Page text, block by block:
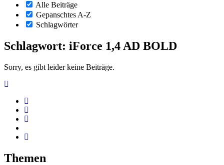
Alle Beiträge
Gepanschtes A-Z
Schlagwörter
Schlagwort: iForce 1,4 AD BOLD
Sorry, es gibt leider keine Beiträge.
Themen